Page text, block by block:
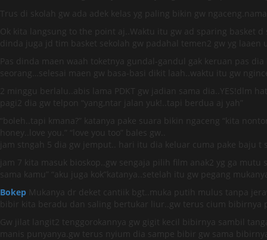
Trus di skolah gw ada adek kelas yg paling bikin gw
Ok kita langsung to the point aj..Waktu itu gw ad sparing basket
dinda juga jd tim basket sekolah gw padahal temen2 gw yg laaen
Pas dinda maen waah toketnya gundal-gandul gak keruan pas
seorang…selesai maen gw basa-basi dikit laah..waktu itu gw
2 minggu berlalu..abis lama PDKT gw jadian sama dia..YES!dlm
pagi2 dia gw telpon “yang,ntar jalan yuk!..tapi berdua aj yah”
“boleh..tapi kmana?” katanya pake suara bikin ngaceng “kita
honey..love you.” “love you too” bales gw..
jam stngah 5 dia gw jemput.. hari itu dia keluar cuma pake baju
jam 7 kita masuk bioskop..gw sengaja pilih film anak2 yg ga
sama kamu” “aku juga kok”katanya..setelah itu gw pegang
Bokep Mukanya dr deket cantiik bgt..muka putih mulus tanpa
bibir kita beradu dan saling bertukar liur..gw terus cium bibirnya
Gw jilat langit2 tenggorokannya gw gigit kecil bibirnya sambil
manis punyanya.gw terus nyium dia sampe bibir gw sama